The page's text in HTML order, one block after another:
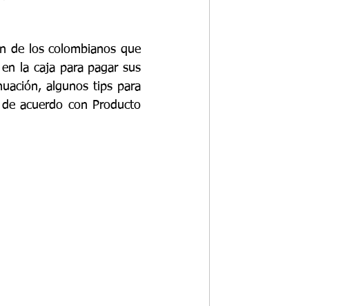
de los colombianos que
la caja para pagar sus
algunos tips para
acuerdo con Producto